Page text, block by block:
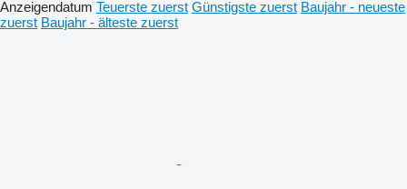
Anzeigendatum Teuerste zuerst Günstigste zuerst Baujahr - neueste
zuerst Baujahr - älteste zuerst